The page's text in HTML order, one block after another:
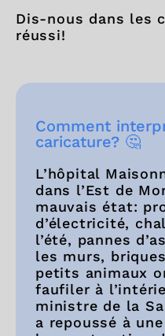
Dis-nous dans les
réussi!
Comment
caricature? 🤔
L’hôpital
dans l’Est de
mauvais état:
d’électricité,
l’été, pannes
les murs,
petits animaux
faufiler à
ministre de la
a repoussé à